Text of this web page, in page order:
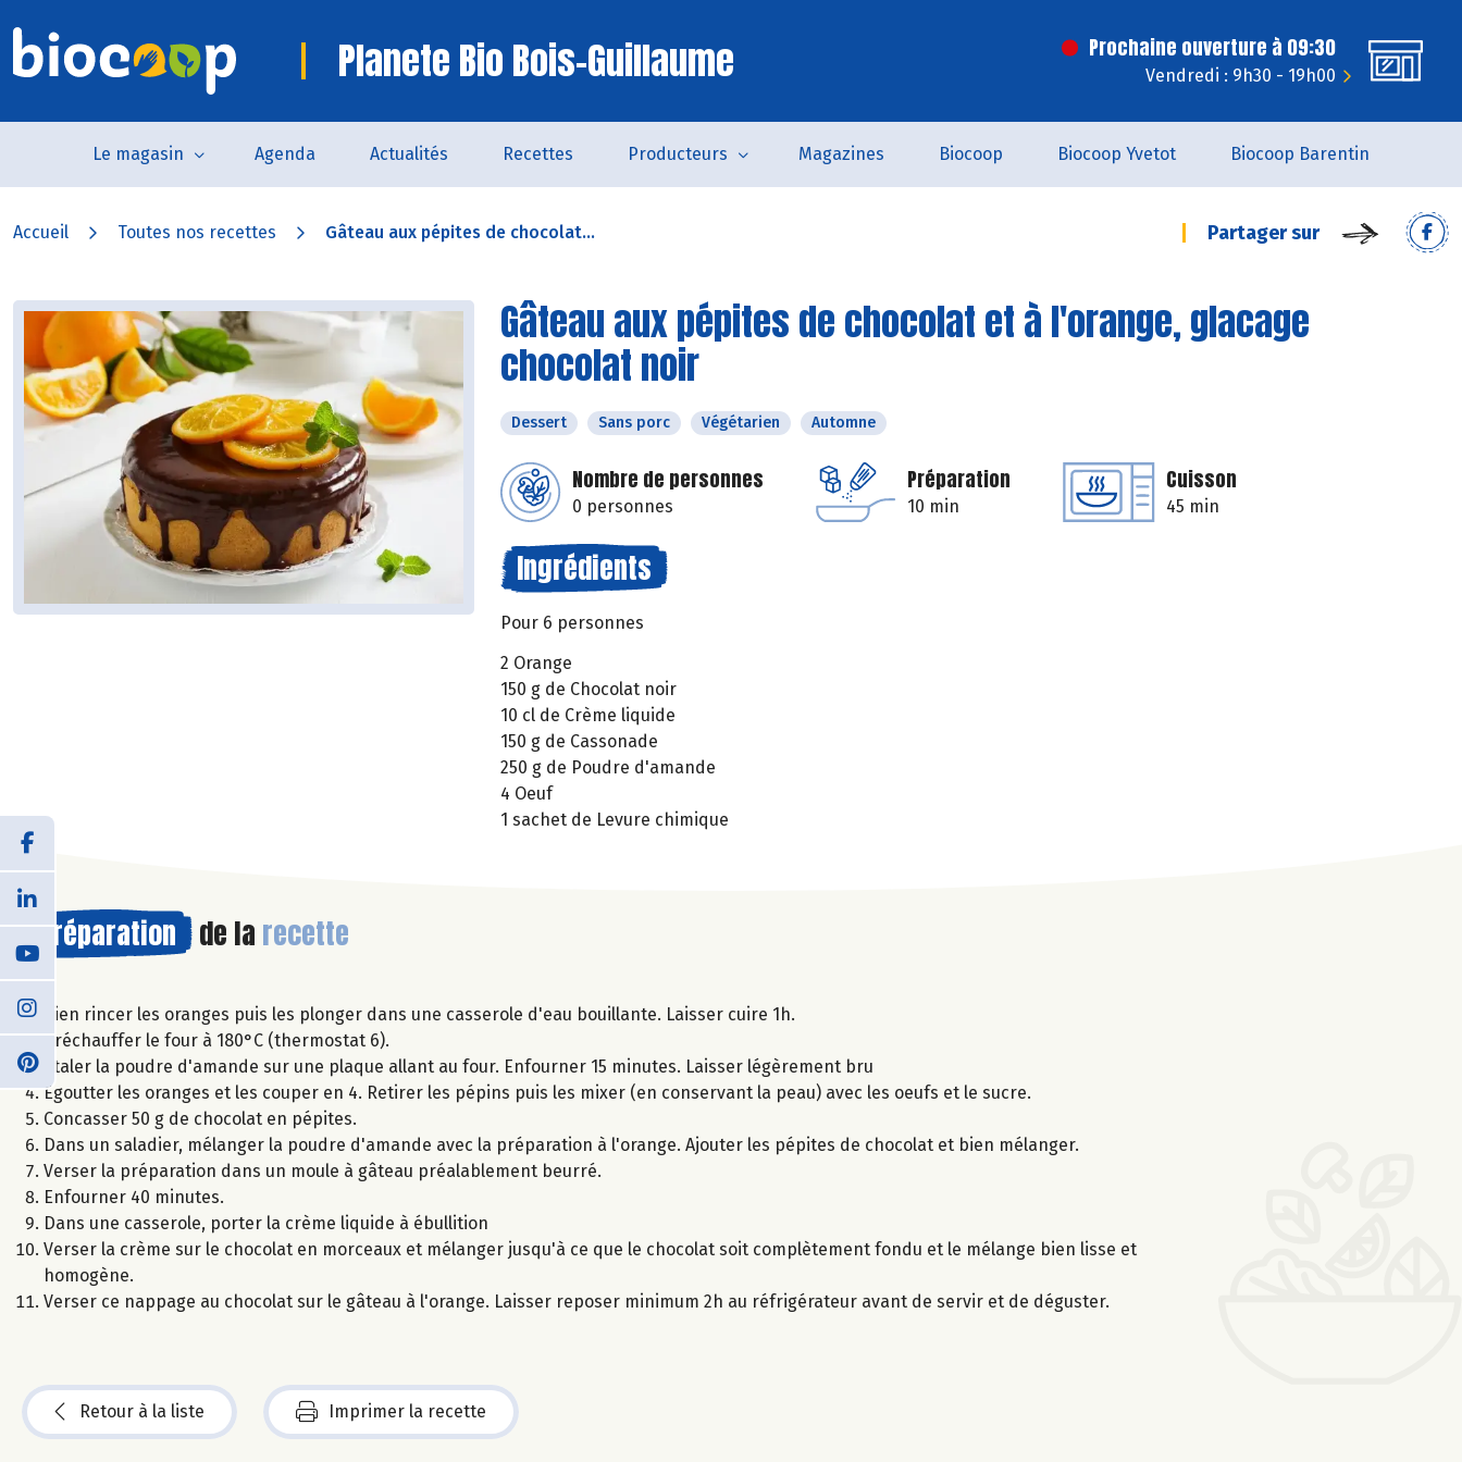
Planete Bio Bois-Guillaume Prochaine ouverture à 09:30
Vendredi : 9h30 - 19h00
Le magasin Agenda Actualités Recettes Producteurs Magazines Biocoop Biocoop Yvetot Biocoop Barentin
Accueil Toutes nos recettes Gâteau aux pépites de chocolat... Partager sur
Gâteau aux pépites de chocolat et à l'orange, glacage
chocolat noir
Dessert Sans porc Végétarien Automne
Nombre de personnes
0 personnes
Préparation
10 min
Cuisson
45 min
Ingrédients
Pour 6 personnes
2 Orange
150 g de Chocolat noir
10 cl de Crème liquide
150 g de Cassonade
250 g de Poudre d'amande
4 Oeuf
1 sachet de Levure chimique
Préparation de la recette
Bien rincer les oranges puis les plonger dans une casserole d'eau bouillante. Laisser cuire 1h.
Préchauffer le four à 180°C (thermostat 6).
Etaler la poudre d'amande sur une plaque allant au four. Enfourner 15 minutes. Laisser légèrement bru
Egoutter les oranges et les couper en 4. Retirer les pépins puis les mixer (en conservant la peau) avec les oeufs et le sucre.
Concasser 50 g de chocolat en pépites.
Dans un saladier, mélanger la poudre d'amande avec la préparation à l'orange. Ajouter les pépites de chocolat et bien mélanger.
Verser la préparation dans un moule à gâteau préalablement beurré.
Enfourner 40 minutes.
Dans une casserole, porter la crème liquide à ébullition
Verser la crème sur le chocolat en morceaux et mélanger jusqu'à ce que le chocolat soit complètement fondu et le mélange bien lisse et
homogène.
Verser ce nappage au chocolat sur le gâteau à l'orange. Laisser reposer minimum 2h au réfrigérateur avant de servir et de déguster.
Retour à la liste Imprimer la recette